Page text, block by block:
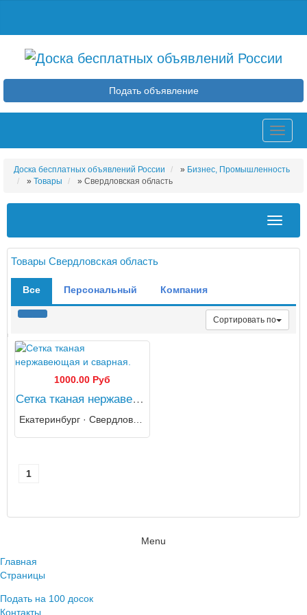
Подать объявление
Toggle
Доска бесплатных объявлений России » Бизнес, Промышленность
» Товары » Свердловская область
Toggle
Товары Свердловская область
Все Персональный Компания
Сортировать по
1000.00 Руб
Сетка тканая нержавеющая и сварная.
1
Menu
Главная
Страницы
Подать на 100 досок
Контакты